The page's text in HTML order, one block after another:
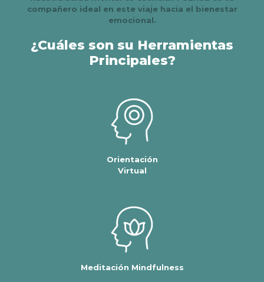
compañero ideal en este viaje hacia el bienestar
emocional.
¿Cuáles son su Herramientas
Principales?
Orientación
Virtual
Meditación Mindfulness